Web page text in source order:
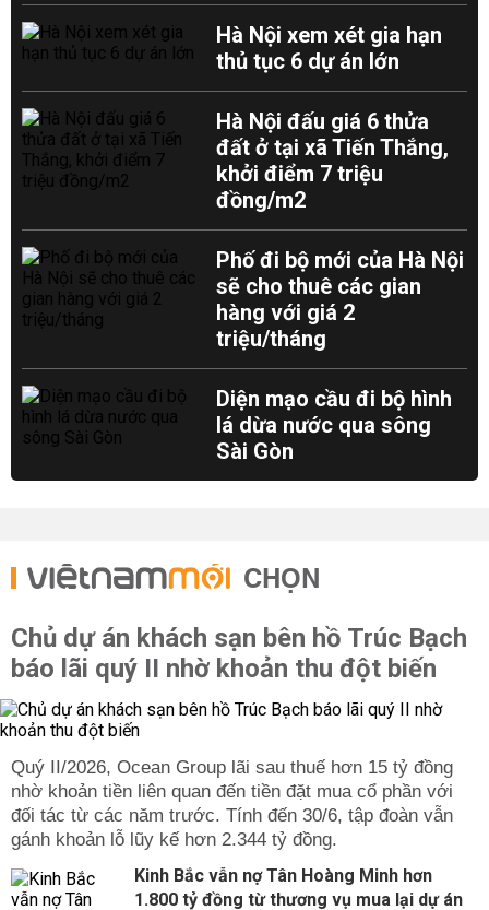
Hà Nội xem xét gia hạn
thủ tục 6 dự án lớn
Hà Nội đấu giá 6 thửa
đất ở tại xã Tiến Thắng,
khởi điểm 7 triệu
đồng/m2
Phố đi bộ mới của Hà Nội
sẽ cho thuê các gian
hàng với giá 2
triệu/tháng
Diện mạo cầu đi bộ hình
lá dừa nước qua sông
Sài Gòn
CHỌN
Chủ dự án khách sạn bên hồ Trúc Bạch
báo lãi quý II nhờ khoản thu đột biến
Quý II/2026, Ocean Group lãi sau thuế hơn 15 tỷ đồng
nhờ khoản tiền liên quan đến tiền đặt mua cổ phần với
đối tác từ các năm trước. Tính đến 30/6, tập đoàn vẫn
gánh khoản lỗ lũy kế hơn 2.344 tỷ đồng.
Kinh Bắc vẫn nợ Tân Hoàng Minh hơn
1.800 tỷ đồng từ thương vụ mua lại dự án